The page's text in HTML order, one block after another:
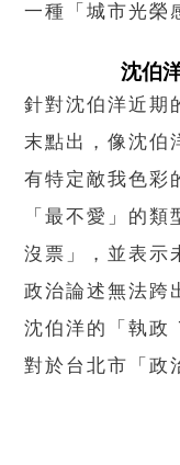
一種「城市光榮
沈伯
針對沈伯洋近期
末點出，像沈伯
有特定敵我色彩
「最不愛」的
沒票」，並表示
政治論述無法跨
沈伯洋的「執政
對於台北市「政